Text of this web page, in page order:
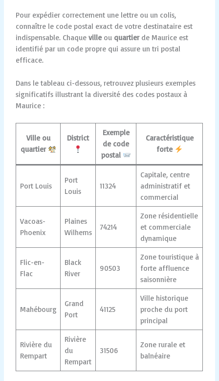
Pour expédier correctement une lettre ou un colis,
connaître le code postal exact de votre destinataire est
indispensable. Chaquevilleou quartierde Maurice est
identifié par un code propre qui assure un tri postal
efficace.
Dans le tableau ci-dessous, retrouvez plusieurs exemples
significatifs illustrant la diversité des codes postaux à
Maurice :
Ville ou
quartier
District
Exemple
de code
postal
Caractéristique
forte
Port Louis
Port
Louis
11324
Capitale, centre
administratif et
commercial
Vacoas-
Phoenix
Plaines
Wilhems
74214
Zone résidentielle
et commerciale
dynamique
Flic-en-
Flac
Black
River
90503
Zone touristique à
forte affluence
saisonnière
Mahébourg
Grand
Port
41125
Ville historique
proche du port
principal
Rivière du
Rempart
Rivière
du
Rempart
31506
Zone rurale et
balnéaire